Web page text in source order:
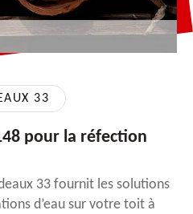
33
pour la réfection
33 fournit les solutions
d’eau sur votre toit à